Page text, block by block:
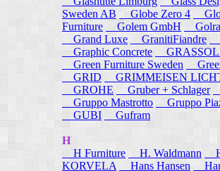
Sweden AB
Globe Zero 4
Furniture
Golem GmbH
Grand Luxe
GranitiFiandre
Graphic Concrete
Green Furniture Sweden
GRID
GRIMMEISEN
GROHE
Gruber + Schlager
Gruppo Mastrotto
Gruppo
GUBI
Gufram
H
H Furniture
H. Waldmann
KORVELA
Hans Hansen